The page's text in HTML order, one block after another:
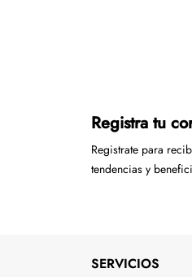
Tecnología
Registra tu
Registrate para
tendencias y
SERVICIOS